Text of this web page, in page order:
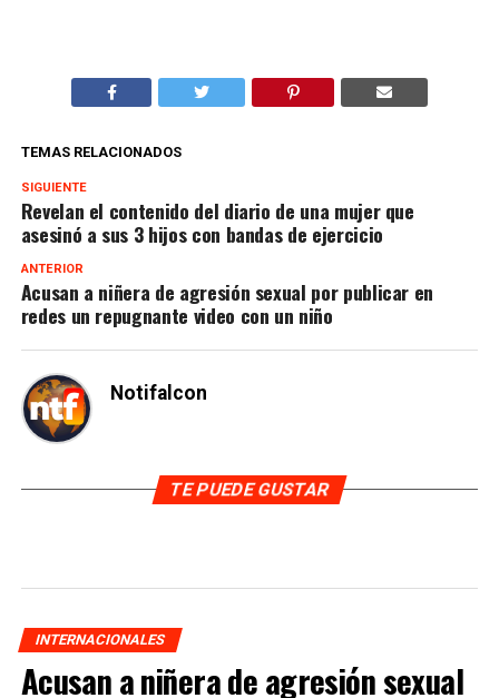
TEMAS RELACIONADOS
SIGUIENTE
Revelan el contenido del diario de una mujer que
asesinó a sus 3 hijos con bandas de ejercicio
ANTERIOR
Acusan a niñera de agresión sexual por publicar en
redes un repugnante video con un niño
Notifalcon
TE PUEDE GUSTAR
INTERNACIONALES
Acusan a niñera de agresión sexual